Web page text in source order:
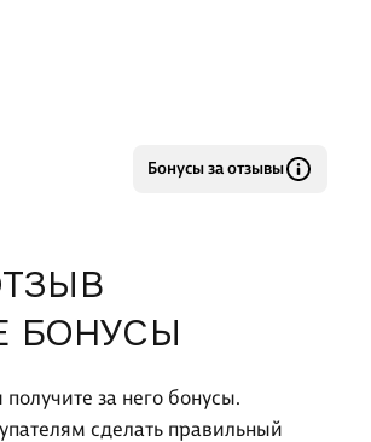
Бонусы за отзывы
БОНУСЫ
за него бонусы.
сделать правильный